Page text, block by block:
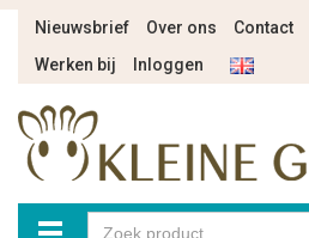
Nieuwsbrief Over ons Contact
Werken bij
Inloggen